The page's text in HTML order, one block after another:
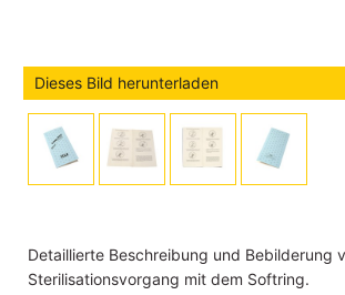
Dieses Bild herunterladen
Detaillierte Beschreibung und Bebilderung
Sterilisationsvorgang mit dem Softring.